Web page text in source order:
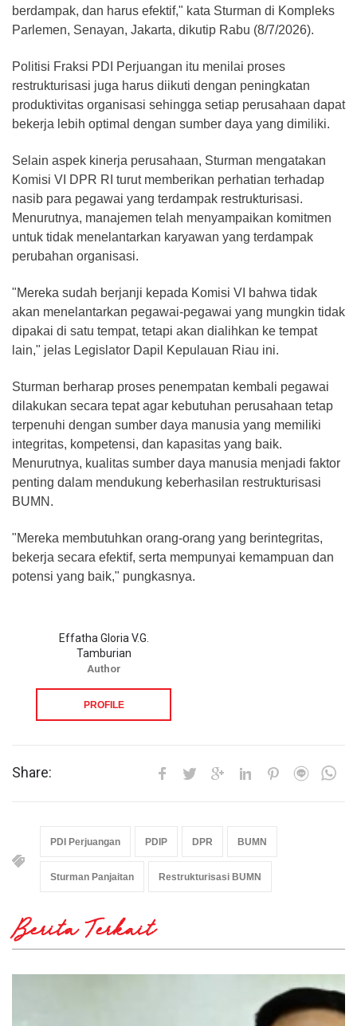
berdampak, dan harus efektif," kata Sturman di Kompleks
Parlemen, Senayan, Jakarta, dikutip Rabu (8/7/2026).
Politisi Fraksi PDI Perjuangan itu menilai proses
restrukturisasi juga harus diikuti dengan peningkatan
produktivitas organisasi sehingga setiap perusahaan dapat
bekerja lebih optimal dengan sumber daya yang dimiliki.
Selain aspek kinerja perusahaan, Sturman mengatakan
Komisi VI DPR RI turut memberikan perhatian terhadap
nasib para pegawai yang terdampak restrukturisasi.
Menurutnya, manajemen telah menyampaikan komitmen
untuk tidak menelantarkan karyawan yang terdampak
perubahan organisasi.
"Mereka sudah berjanji kepada Komisi VI bahwa tidak
akan menelantarkan pegawai-pegawai yang mungkin tidak
dipakai di satu tempat, tetapi akan dialihkan ke tempat
lain," jelas Legislator Dapil Kepulauan Riau ini.
Sturman berharap proses penempatan kembali pegawai
dilakukan secara tepat agar kebutuhan perusahaan tetap
terpenuhi dengan sumber daya manusia yang memiliki
integritas, kompetensi, dan kapasitas yang baik.
Menurutnya, kualitas sumber daya manusia menjadi faktor
penting dalam mendukung keberhasilan restrukturisasi
BUMN.
"Mereka membutuhkan orang-orang yang berintegritas,
bekerja secara efektif, serta mempunyai kemampuan dan
potensi yang baik," pungkasnya.
Effatha Gloria V.G.
Tamburian
Author
PROFILE
Share:
PDI Perjuangan PDIP DPR BUMN
Sturman Panjaitan Restrukturisasi BUMN
Berita Terkait